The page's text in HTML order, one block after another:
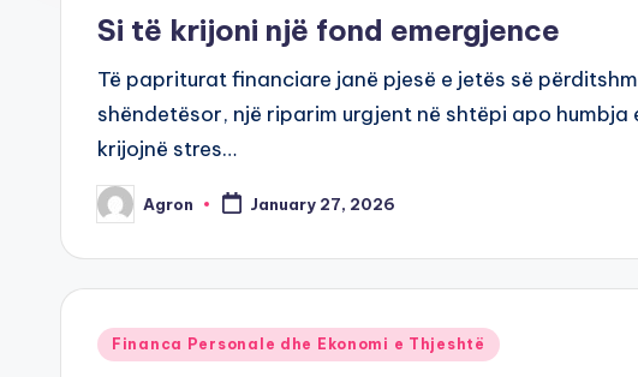
Si të krijoni një fond emergjence
Të papriturat financiare janë pjesë e jetës së
shëndetësor, një riparim urgjent në shtëpi apo humbja
krijojnë stres…
Posted
by
Agron January 27, 2026
Posted
Financa Personale dhe Ekonomi e Thjeshtë